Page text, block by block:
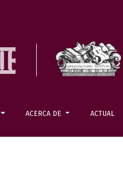
ACERCA DE ACTUAL